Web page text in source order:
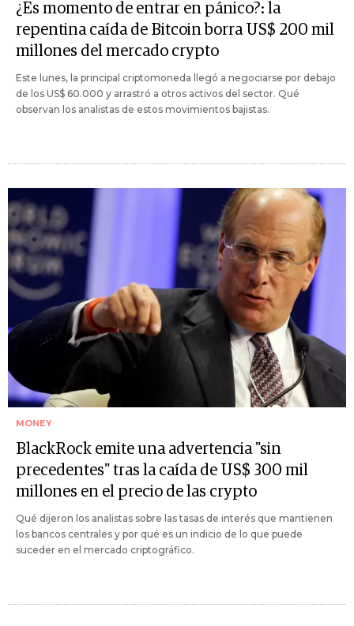
¿Es momento de entrar en pánico?: la
repentina caída de Bitcoin borra US$ 200 mil
millones del mercado crypto
Este lunes, la principal criptomoneda llegó a negociarse por debajo
de los US$ 60.000 y arrastró a otros activos del sector. Qué
observan los analistas de estos movimientos bajistas.
MONEY
BlackRock emite una advertencia "sin
precedentes" tras la caída de US$ 300 mil
millones en el precio de las crypto
Qué dijeron los analistas sobre las tasas de interés que mantienen
los bancos centrales y por qué es un indicio de lo que puede
suceder en el mercado criptográfico.